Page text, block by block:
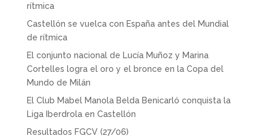
rítmica
Castellón se vuelca con España antes del Mundial
de rítmica
El conjunto nacional de Lucía Muñoz y Marina
Cortelles logra el oro y el bronce en la Copa del
Mundo de Milán
El Club Mabel Manola Belda Benicarló conquista la
Liga Iberdrola en Castellón
Resultados FGCV (27/06)